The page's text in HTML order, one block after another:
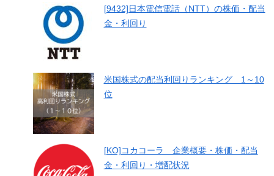
[9432]日本電信電話（NTT）の株価・配当
金・利回り
米国株式の配当利回りランキング 1～10
位
[KO]コカコーラ 企業概要・株価・配当
金・利回り・増配状況